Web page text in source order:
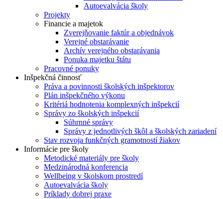
Autoevalvácia školy
Projekty
Financie a majetok
Zverejňovanie faktúr a objednávok
Verejné obstarávanie
Archív verejného obstarávania
Ponuka majetku štátu
Pracovné ponuky
Inšpekčná činnosť
Práva a povinnosti školských inšpektorov
Plán inšpekčného výkonu
Kritériá hodnotenia komplexných inšpekcií
Správy zo školských inšpekcií
Súhrnné správy
Správy z jednotlivých škôl a školských zariadení
Stav rozvoja funkčných gramotností žiakov
Informácie pre školy
Metodické materiály pre školy
Medzinárodná konferencia
Wellbeing v školskom prostredí
Autoevalvácia školy
Príklady dobrej praxe